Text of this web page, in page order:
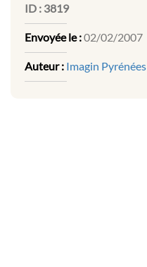
ID : 3819
Envoyée le :02/02/2007
Auteur : Imagin Pyrénées